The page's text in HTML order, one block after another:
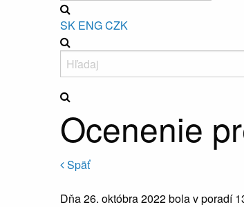
SK ENGCZK
Ocenenie
Späť
Dňa 26. októbra 2022 bola v poradí